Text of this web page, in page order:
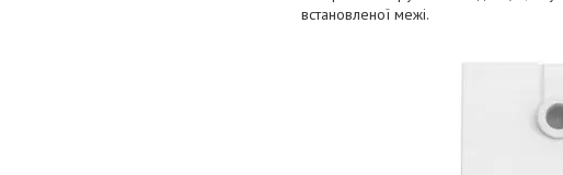
встановленої межі.